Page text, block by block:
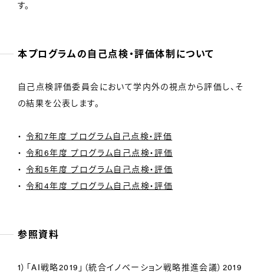
す。
本プログラムの自己点検・評価体制について
自己点検評価委員会において学内外の視点から評価し、そ
の結果を公表します。
令和7年度 プログラム自己点検・評価
令和6年度 プログラム自己点検・評価
令和5年度 プログラム自己点検・評価
令和4年度 プログラム自己点検・評価
参照資料
1）「AI戦略2019」（統合イノベーション戦略推進会議）2019